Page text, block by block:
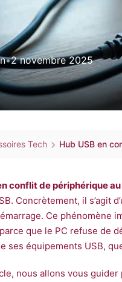
•2 novembre 2025
Tech Hub USB en
conflit de périphérique
Concrètement, il s’agit
Ce phénomène
que le PC refuse de
ses équipements USB,
nous allons vous